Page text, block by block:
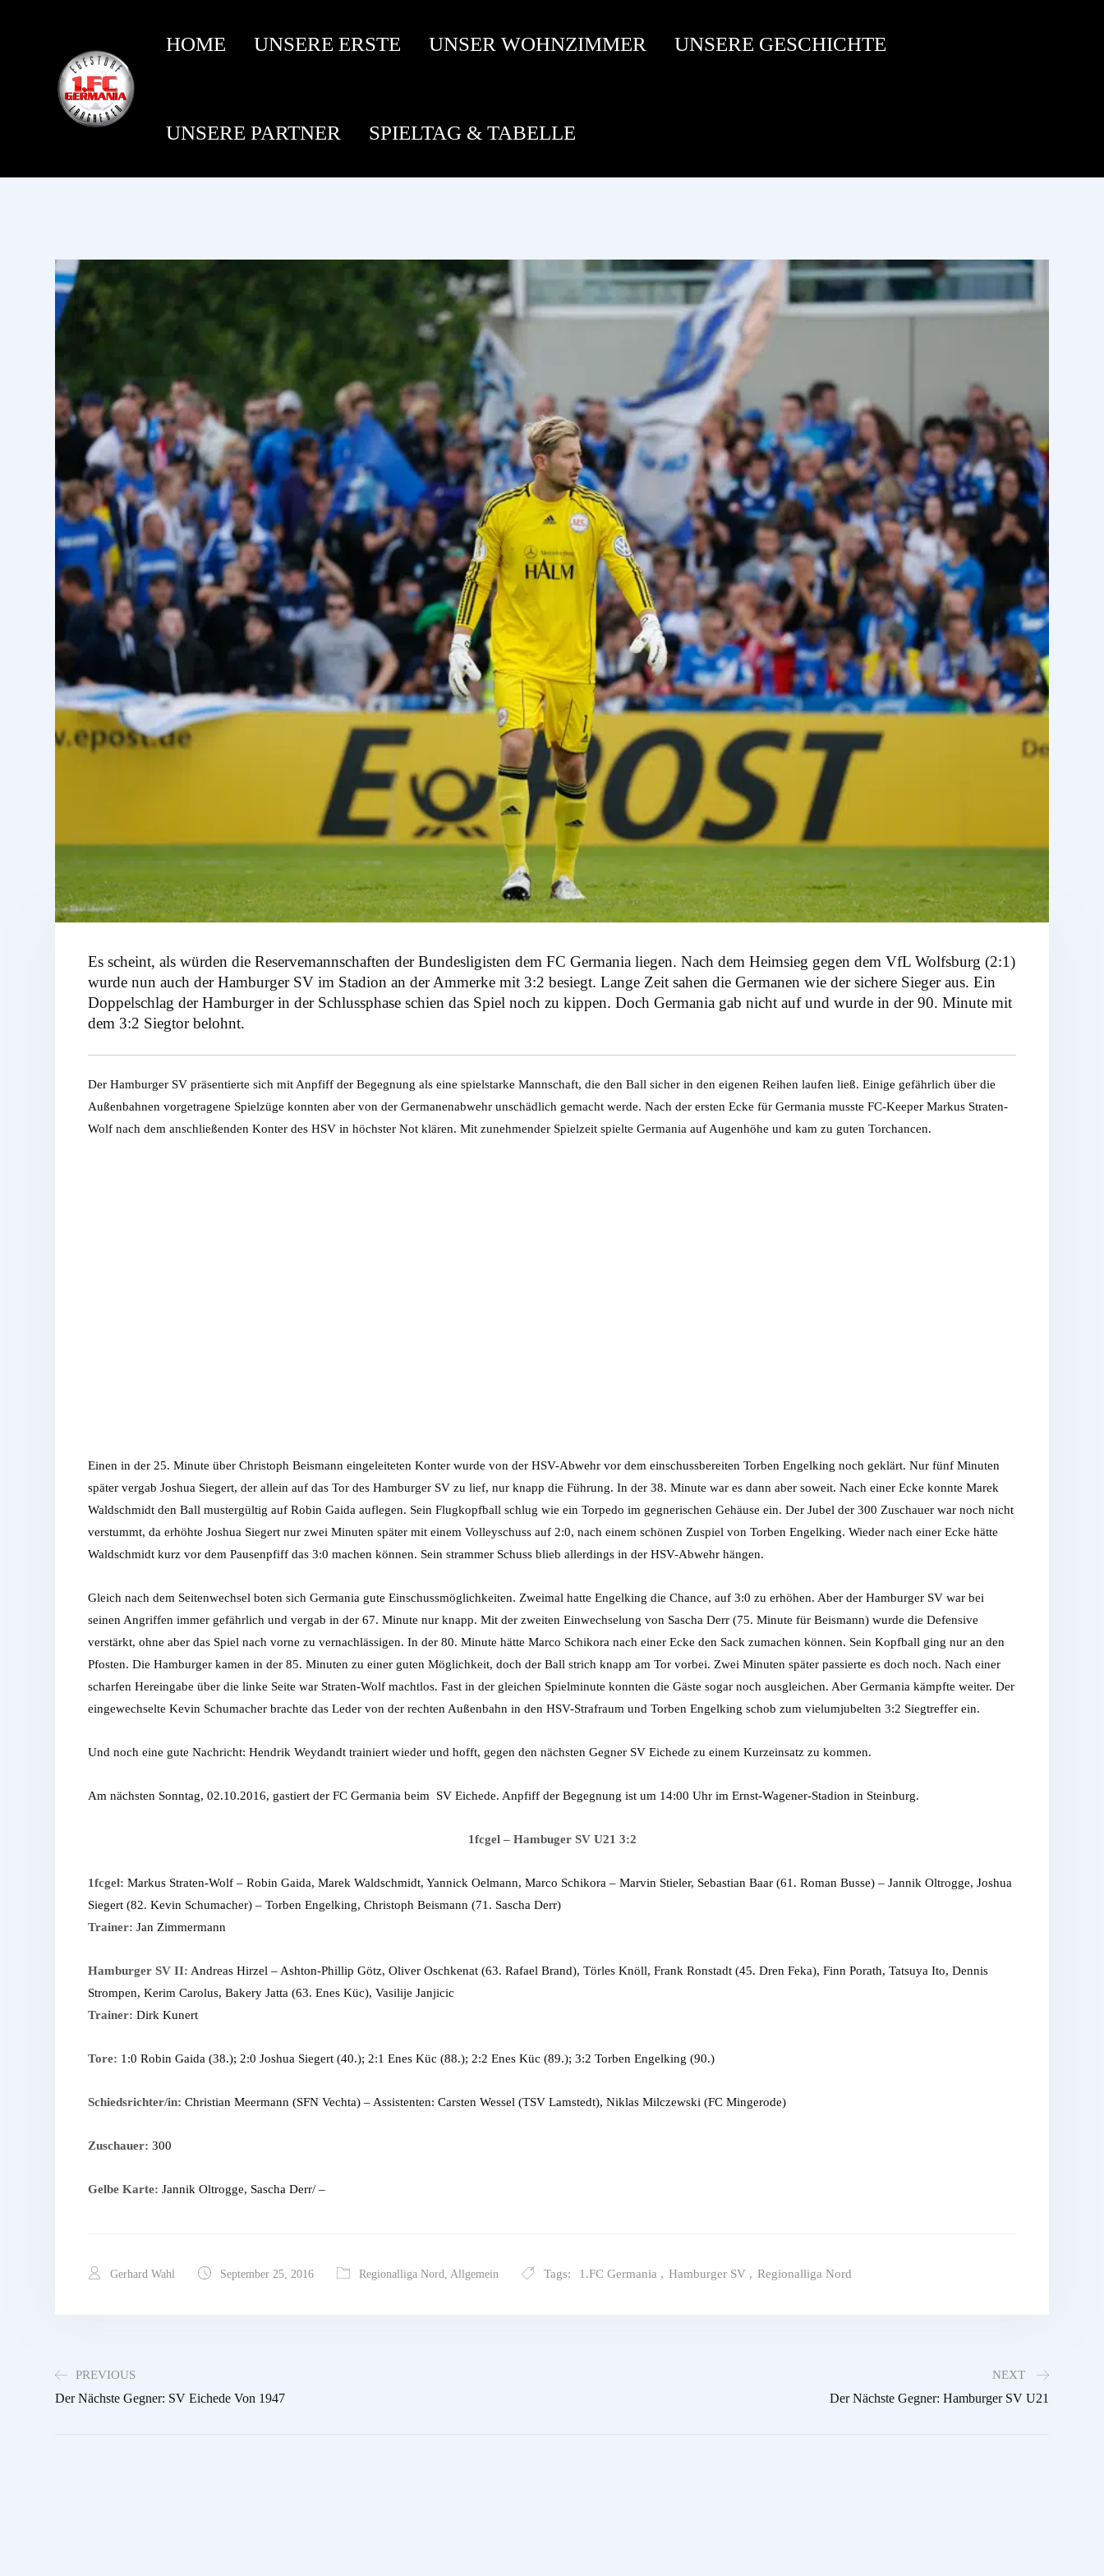
HOME UNSERE ERSTE UNSER WOHNZIMMER UNSERE GESCHICHTE
UNSERE PARTNER SPIELTAG & TABELLE
Es scheint, als würden die Reservemannschaften der Bundesligisten dem FC Germania liegen. Nach dem Heimsieg gegen dem VfL Wolfsburg (2:1)
wurde nun auch der Hamburger SV im Stadion an der Ammerke mit 3:2 besiegt. Lange Zeit sahen die Germanen wie der sichere Sieger aus. Ein
Doppelschlag der Hamburger in der Schlussphase schien das Spiel noch zu kippen. Doch Germania gab nicht auf und wurde in der 90. Minute mit
dem 3:2 Siegtor belohnt.
Der Hamburger SV präsentierte sich mit Anpfiff der Begegnung als eine spielstarke Mannschaft, die den Ball sicher in den eigenen Reihen laufen ließ. Einige gefährlich über die
Außenbahnen vorgetragene Spielzüge konnten aber von der Germanenabwehr unschädlich gemacht werde. Nach der ersten Ecke für Germania musste FC-Keeper Markus Straten-
Wolf nach dem anschließenden Konter des HSV in höchster Not klären. Mit zunehmender Spielzeit spielte Germania auf Augenhöhe und kam zu guten Torchancen.
Einen in der 25. Minute über Christoph Beismann eingeleiteten Konter wurde von der HSV-Abwehr vor dem einschussbereiten Torben Engelking noch geklärt. Nur fünf Minuten
später vergab Joshua Siegert, der allein auf das Tor des Hamburger SV zu lief, nur knapp die Führung. In der 38. Minute war es dann aber soweit. Nach einer Ecke konnte Marek
Waldschmidt den Ball mustergültig auf Robin Gaida auflegen. Sein Flugkopfball schlug wie ein Torpedo im gegnerischen Gehäuse ein. Der Jubel der 300 Zuschauer war noch nicht
verstummt, da erhöhte Joshua Siegert nur zwei Minuten später mit einem Volleyschuss auf 2:0, nach einem schönen Zuspiel von Torben Engelking. Wieder nach einer Ecke hätte
Waldschmidt kurz vor dem Pausenpfiff das 3:0 machen können. Sein strammer Schuss blieb allerdings in der HSV-Abwehr hängen.
Gleich nach dem Seitenwechsel boten sich Germania gute Einschussmöglichkeiten. Zweimal hatte Engelking die Chance, auf 3:0 zu erhöhen. Aber der Hamburger SV war bei
seinen Angriffen immer gefährlich und vergab in der 67. Minute nur knapp. Mit der zweiten Einwechselung von Sascha Derr (75. Minute für Beismann) wurde die Defensive
verstärkt, ohne aber das Spiel nach vorne zu vernachlässigen. In der 80. Minute hätte Marco Schikora nach einer Ecke den Sack zumachen können. Sein Kopfball ging nur an den
Pfosten. Die Hamburger kamen in der 85. Minuten zu einer guten Möglichkeit, doch der Ball strich knapp am Tor vorbei. Zwei Minuten später passierte es doch noch. Nach einer
scharfen Hereingabe über die linke Seite war Straten-Wolf machtlos. Fast in der gleichen Spielminute konnten die Gäste sogar noch ausgleichen. Aber Germania kämpfte weiter. Der
eingewechselte Kevin Schumacher brachte das Leder von der rechten Außenbahn in den HSV-Strafraum und Torben Engelking schob zum vielumjubelten 3:2 Siegtreffer ein.
Und noch eine gute Nachricht: Hendrik Weydandt trainiert wieder und hofft, gegen den nächsten Gegner SV Eichede zu einem Kurzeinsatz zu kommen.
Am nächsten Sonntag, 02.10.2016, gastiert der FC Germania beim SV Eichede. Anpfiff der Begegnung ist um 14:00 Uhr im Ernst-Wagener-Stadion in Steinburg.
1fcgel – Hambuger SV U21 3:2
1fcgel: Markus Straten-Wolf – Robin Gaida, Marek Waldschmidt, Yannick Oelmann, Marco Schikora – Marvin Stieler, Sebastian Baar (61. Roman Busse) – Jannik Oltrogge, Joshua
Siegert (82. Kevin Schumacher) – Torben Engelking, Christoph Beismann (71. Sascha Derr)
Trainer: Jan Zimmermann
Hamburger SV II: Andreas Hirzel – Ashton-Phillip Götz, Oliver Oschkenat (63. Rafael Brand), Törles Knöll, Frank Ronstadt (45. Dren Feka), Finn Porath, Tatsuya Ito, Dennis
Strompen, Kerim Carolus, Bakery Jatta (63. Enes Küc), Vasilije Janjicic
Trainer: Dirk Kunert
Tore: 1:0 Robin Gaida (38.); 2:0 Joshua Siegert (40.); 2:1 Enes Küc (88.); 2:2 Enes Küc (89.); 3:2 Torben Engelking (90.)
Schiedsrichter/in: Christian Meermann (SFN Vechta) – Assistenten: Carsten Wessel (TSV Lamstedt), Niklas Milczewski (FC Mingerode)
Zuschauer: 300
Gelbe Karte: Jannik Oltrogge, Sascha Derr/ –
Gerhard Wahl September 25, 2016 Regionalliga Nord, Allgemein Tags: 1.FC Germania , Hamburger SV , Regionalliga Nord
PREVIOUS
Der Nächste Gegner: SV Eichede Von 1947
NEXT
Der Nächste Gegner: Hamburger SV U21